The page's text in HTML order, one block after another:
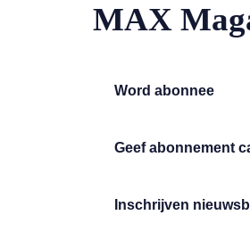
MAX
Word abonnee
Geef abonnement
Inschrijven